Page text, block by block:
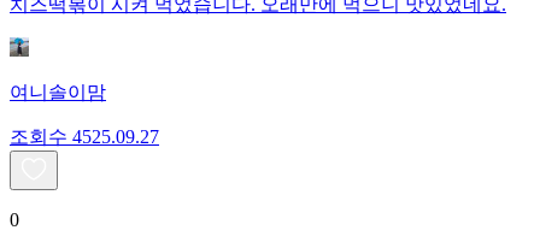
치즈떡볶이 시켜 먹었습니다. 오래만에 먹으니 맛있었네요.
여니솔이맘
조회수 4525.09.27
0